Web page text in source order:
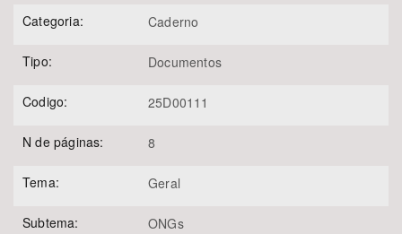
Categoria: Caderno
Tipo: Documentos
Codigo: 25D00111
N de páginas: 8
Tema: Geral
Subtema: ONGs